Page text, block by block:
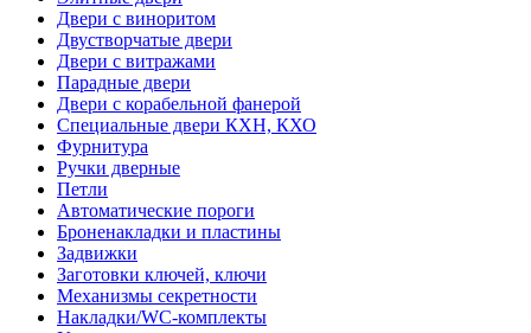
Двери с виноритом
Двустворчатые двери
Двери с витражами
Парадные двери
Двери с корабельной фанерой
Специальные двери КХН, КХО
Фурнитура
Ручки дверные
Петли
Автоматические пороги
Броненакладки и пластины
Задвижки
Заготовки ключей, ключи
Механизмы секретности
Накладки/WC-комплекты